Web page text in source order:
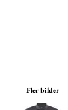
Fler bilder